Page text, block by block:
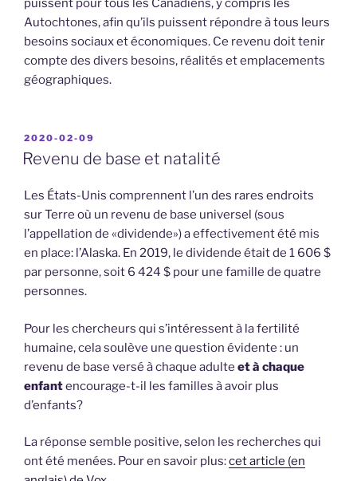
puissent pour tous les Canadiens, y compris les
Autochtones, afin qu’ils puissent répondre à tous leurs
besoins sociaux et économiques. Ce revenu doit tenir
compte des divers besoins, réalités et emplacements
géographiques.
PUBLIÉ
LE
2020-02-09
Revenu de base et natalité
Les États-Unis comprennent l’un des rares endroits
sur Terre où un revenu de base universel (sous
l’appellation de «dividende») a effectivement été mis
en place: l’Alaska. En 2019, le dividende était de 1 606 $
par personne, soit 6 424 $ pour une famille de quatre
personnes.
Pour les chercheurs qui s’intéressent à la fertilité
humaine, cela soulève une question évidente : un
revenu de base versé à chaque adulte et à chaque
enfantencourage-t-il les familles à avoir plus
d’enfants?
La réponse semble positive, selon les recherches qui
ont été menées. Pour en savoir plus:cet article (en